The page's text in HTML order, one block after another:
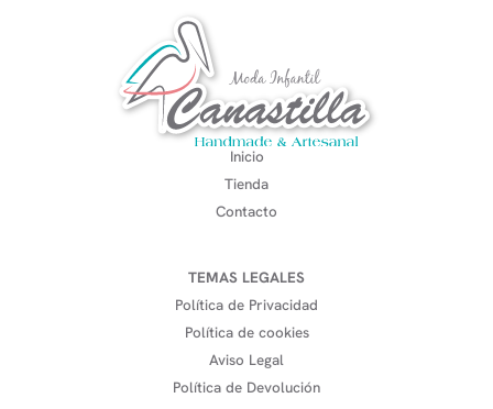
Inicio
Tienda
Contacto
TEMAS LEGALES
Política de Privacidad
Política de cookies
Aviso Legal
Política de Devolución